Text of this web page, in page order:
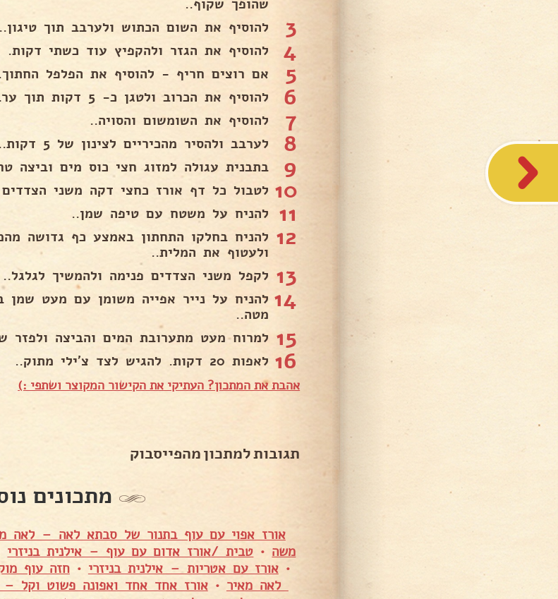
שהופך שקוף..
3 להוסיף את השום הכתוש ולערבב תוך טיגון..
4 להוסיף את הגזר ולהקפיץ עוד כשתי דקות.
5 אם רוצים חריף - להוסיף את הפלפל
6 להוסיף את הכרוב ולטגן כ- 5 דקות תוך ערבוב..
7 להוסיף את השומשום והסויה..
8 לערבב ולהסיר מהכיריים לצינון של 5 דקות..
9 בתבנית עגולה למזוג חצי כוס מים וביצה
10 לטבול כל דף אורז כחצי דקה משני
11 להניח על משטח עם טיפה שמן..
12 להניח בחלקו התחתון באמצע כף גדושה
ולעטוף את המלית..
13 לקפל משני הצדדים פנימה ולהמשיך לגלגל..
14 להניח על נייר אפייה משומן עם מעט שמן
מטה..
15 למרוח מעט מתערובת המים והביצה ולפזר
16 לאפות 20 דקות. להגיש לצד צ'ילי מתוק..
אהבת את המתכון? העתיקי את הקישור המקוצר ושתפי :)
תגובות למתכון מהפייסבוק
מתכונים
אורז אפוי עם עוף בתנור של סבתא לאה – לאה
משה • טבית /אורז אדום עם עוף – אילנית בניזרי
•אורז עם אטריות – אילנית בניזרי •חזה עוף
לאה מאיר •אורז אחד אחד ואפונה פשוט וקל